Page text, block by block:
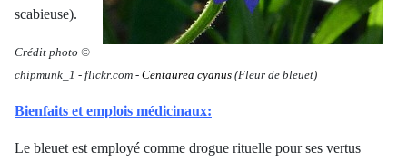
scabieuse).
Crédit photo ©
chipmunk_1 - flickr.com - Centaurea cyanus (Fleur de bleuet)
Bienfaits et emplois médicinaux:
Le bleuet est employé comme drogue rituelle pour ses vertus